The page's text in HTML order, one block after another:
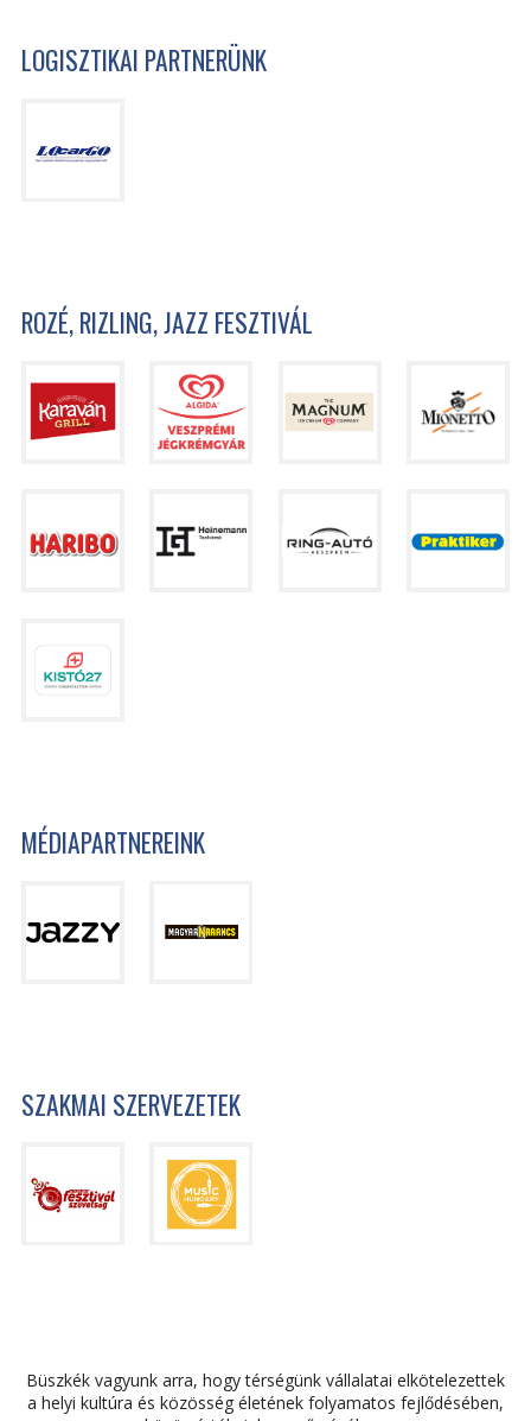
LOGISZTIKAI PARTNERÜNK
ROZÉ, RIZLING, JAZZ FESZTIVÁL
MÉDIAPARTNEREINK
SZAKMAI SZERVEZETEK
Büszkék vagyunk arra, hogy térségünk vállalatai elkötelezettek
a helyi kultúra és közösség életének folyamatos fejlődésében,